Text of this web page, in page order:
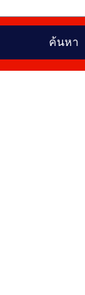
ค้นหา